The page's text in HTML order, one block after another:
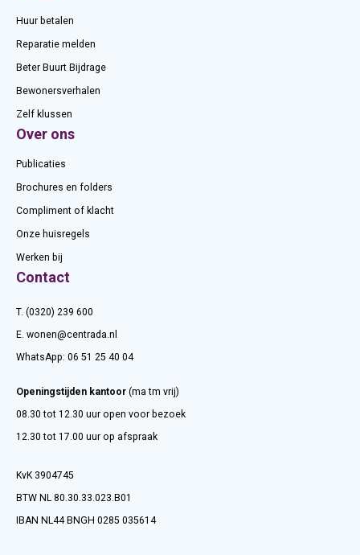
Huur betalen
Reparatie melden
Beter Buurt Bijdrage
Bewonersverhalen
Zelf klussen
Over ons
Publicaties
Brochures en folders
Compliment of klacht
Onze huisregels
Werken bij
Contact
T. (0320) 239 600
E. wonen@centrada.nl
WhatsApp: 06 51 25 40 04
Openingstijden kantoor (ma tm vrij)
08.30 tot 12.30 uur open voor bezoek
12.30 tot 17.00 uur op afspraak
KvK 3904745
BTW NL 80.30.33.023.B01
IBAN NL44 BNGH 0285 035614